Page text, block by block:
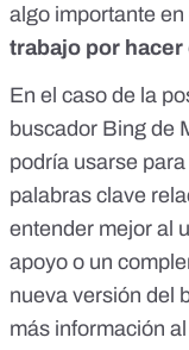
algo importante
trabajo por hacer
En el caso de la
buscador Bing de
podría usarse
palabras clave
entender mejor al
apoyo o un
nueva versión del
más información